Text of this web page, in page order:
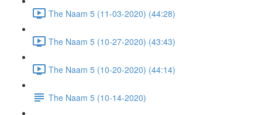
The Naam 5 (11-03-2020) (44:28)
The Naam 5 (10-27-2020) (43:43)
The Naam 5 (10-20-2020) (44:14)
The Naam 5 (10-14-2020)